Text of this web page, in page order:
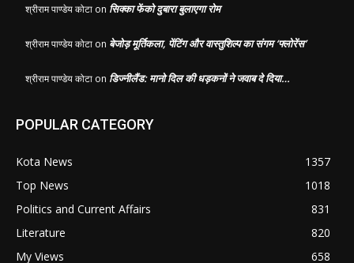
श्रीराम पाण्डेय कोटा on सिक्का फेंको दुबारा बुलाएगा रोम
श्रीराम पाण्डेय कोटा on बेजोड़ मूर्तिकला, पेंटिंग और वास्तुशिल्प का संगम ‘फ्लोरेंस’
श्रीराम पाण्डेय कोटा on डिज्नीलैंड: मानो दिल की धड़कनों ने जवाब दे दिया…
POPULAR CATEGORY
Kota News
1357
Top News
1018
Politics and Current Affairs
831
Literature
820
My Views
658